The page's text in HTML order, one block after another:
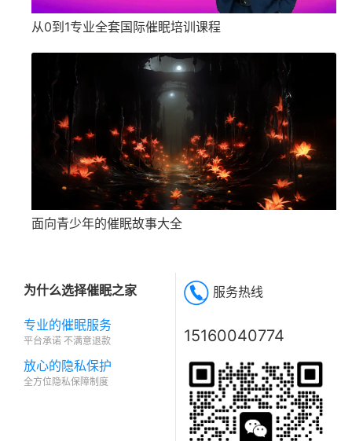
从0到1专业全套国际催眠培训课程
面向青少年的催眠故事大全
为什么选择催眠之家
专业的催眠服务
平台承诺 不满意退款
放心的隐私保护
全方位隐私保障制度
服务热线
15160040774